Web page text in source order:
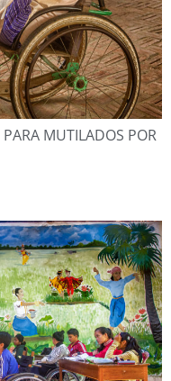
MUTILADOS POR